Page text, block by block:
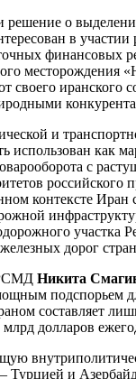
решение о
в
финансовых
иранского
и
как
с
российского
контексте
дорог
РСМД Никита
подспорьем
составляет
долларов
и